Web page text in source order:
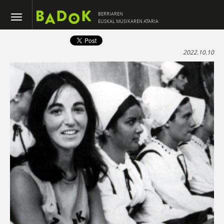
BERRIAREN
EUSKAL MUSIKAREN ATARIA
2022.10.10